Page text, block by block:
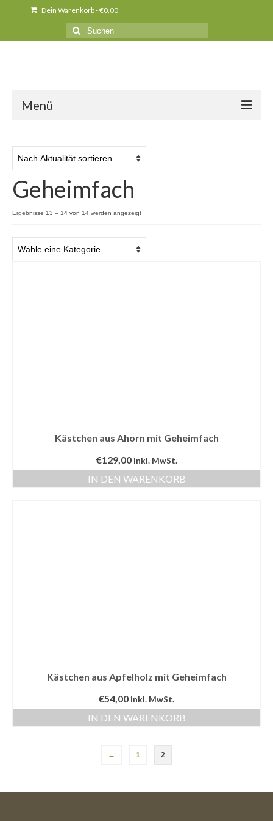
Dein Warenkorb-€0,00
Suche
nach:
Menü
News
Produkte
Kurse
Unser Holz
Presse
Geheimfach
Ergebnisse 13 – 14 von 14 werden angezeigtNach
sortiert
Kästchen aus Ahorn mit Geheimfach
€129,00 inkl. MwSt.
IN DEN WARENKORB
Kästchen aus Apfelholz mit Geheimfach
€54,00 inkl. MwSt.
IN DEN WARENKORB
← 1 2